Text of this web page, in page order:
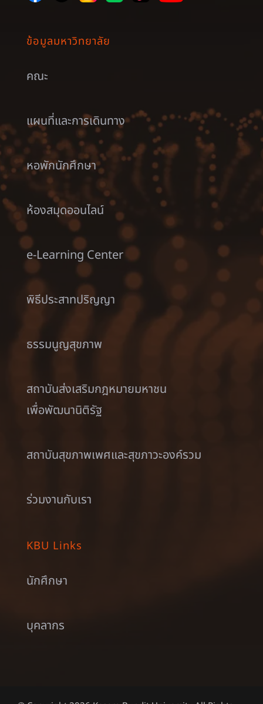
ข้อมูลมหาวิทยาลัย
คณะ
แผนที่และการเดินทาง
หอพักนักศึกษา
ห้องสมุดออนไลน์
e-Learning Center
พิธีประสาทปริญญา
ธรรมนูญสุขภาพ
สถาบันส่งเสริมกฎหมายมหาชน
เพื่อพัฒนานิติรัฐ
สถาบันสุขภาพเพศและสุขภาวะองค์รวม
ร่วมงานกับเรา
KBU Links
นักศึกษา
บุคลากร